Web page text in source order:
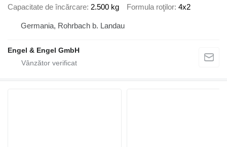
Capacitate de încărcare 2.500 kg Formula roţilor 4x2
Germania, Rohrbach b. Landau
Engel & Engel GmbH